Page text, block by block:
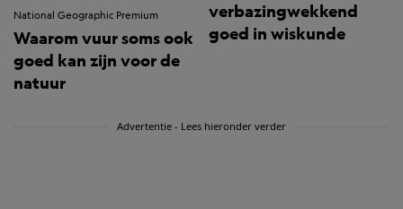
National Geographic Premium
Waarom vuur soms ook
goed kan zijn voor de
natuur
verbazingwekkend
goed in wiskunde
Advertentie - Lees hieronder verder